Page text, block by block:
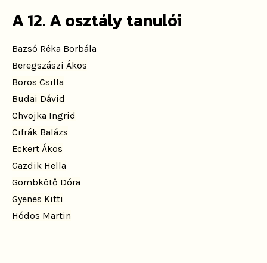
A 12. A osztály tanulói
Bazsó Réka Borbála
Beregszászi Ákos
Boros Csilla
Budai Dávid
Chvojka Ingrid
Cifrák Balázs
Eckert Ákos
Gazdik Hella
Gombkötő Dóra
Gyenes Kitti
Hódos Martin